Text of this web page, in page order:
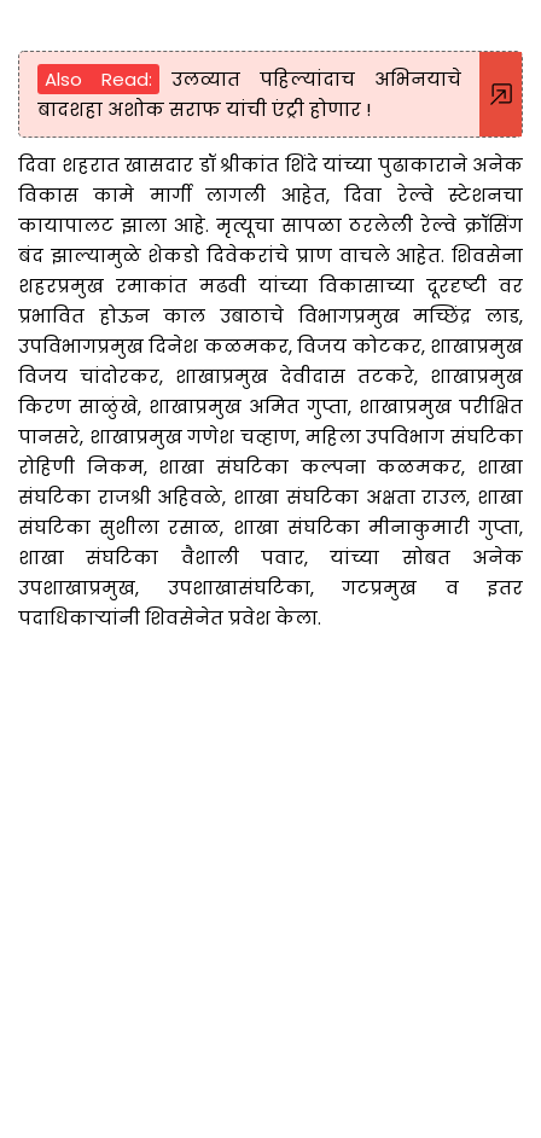
Also Read:
उलव्यात पहिल्यांदाच अभिनयाचे
बादशहा अशोक सराफ यांची एंट्री होणार !
दिवा शहरात खासदार डॉ श्रीकांत शिंदे यांच्या पुढाकाराने अनेक
विकास कामे मार्गी लागली आहेत, दिवा रेल्वे स्टेशनचा
कायापालट झाला आहे. मृत्यूचा सापळा ठरलेली रेल्वे क्रॉसिंग
बंद झाल्यामुळे शेकडो दिवेकरांचे प्राण वाचले आहेत. शिवसेना
शहरप्रमुख रमाकांत मढवी यांच्या विकासाच्या दूरदृष्टी वर
प्रभावित होऊन काल उबाठाचे विभागप्रमुख मच्छिंद्र लाड,
उपविभागप्रमुख दिनेश कळमकर, विजय कोटकर, शाखाप्रमुख
विजय चांदोरकर, शाखाप्रमुख देवीदास तटकरे, शाखाप्रमुख
किरण साळुंखे, शाखाप्रमुख अमित गुप्ता, शाखाप्रमुख परीक्षित
पानसरे, शाखाप्रमुख गणेश चव्हाण, महिला उपविभाग संघटिका
रोहिणी निकम, शाखा संघटिका कल्पना कळमकर, शाखा
संघटिका राजश्री अहिवळे, शाखा संघटिका अक्षता राउल, शाखा
संघटिका सुशीला रसाळ, शाखा संघटिका मीनाकुमारी गुप्ता,
शाखा संघटिका वैशाली पवार, यांच्या सोबत अनेक
उपशाखाप्रमुख, उपशाखासंघटिका, गटप्रमुख व इतर
पदाधिकाऱ्यांनी शिवसेनेत प्रवेश केला.